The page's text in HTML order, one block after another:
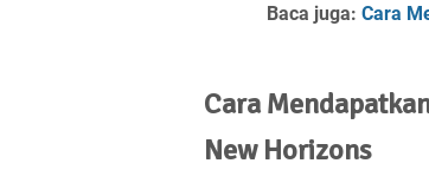
Baca juga: Cara
Cara
New Horizons